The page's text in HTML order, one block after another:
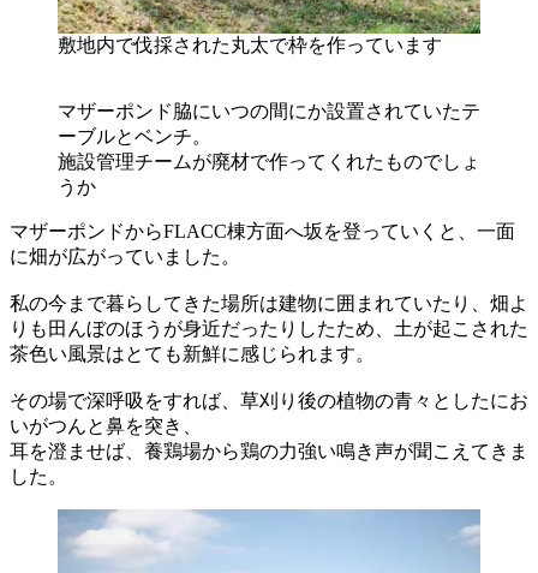
敷地内で伐採された丸太で枠を作っています
マザーポンド脇にいつの間にか設置されていたテ
ーブルとベンチ。
施設管理チームが廃材で作ってくれたものでしょ
うか
マザーポンドからFLACC棟方面へ坂を登っていくと、一面
に畑が広がっていました。
私の今まで暮らしてきた場所は建物に囲まれていたり、畑よ
りも田んぼのほうが身近だったりしたため、土が起こされた
茶色い風景はとても新鮮に感じられます。
その場で深呼吸をすれば、草刈り後の植物の青々としたにお
いがつんと鼻を突き、
耳を澄ませば、養鶏場から鶏の力強い鳴き声が聞こえてきま
した。